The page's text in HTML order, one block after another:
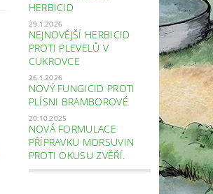
HERBICID
29.1.2026
NEJNOVĚJŠÍ HERBICID
PROTI PLEVELŮ V
CUKROVCE
26.1.2026
NOVÝ FUNGICID PROTI
PLÍSNI BRAMBOROVÉ
20.10.2025
NOVÁ FORMULACE
PŘÍPRAVKU MORSUVIN
PROTI OKUSU ZVĚŘÍ.